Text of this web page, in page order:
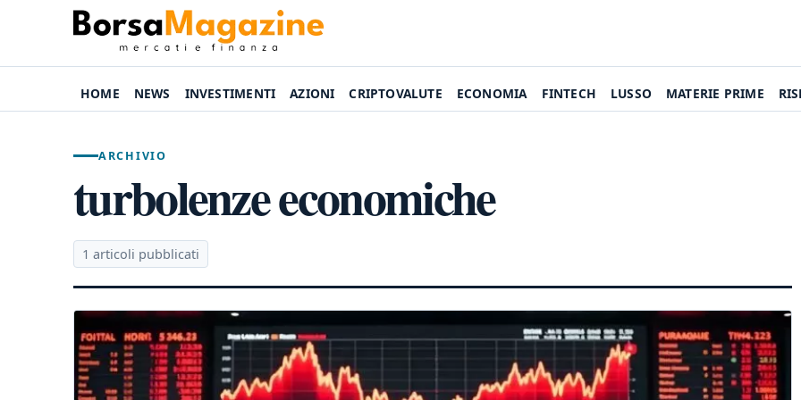
HOME NEWS INVESTIMENTI AZIONI CRIPTOVALUTE ECONOMIA FINTECH LUSSO MATERIE PRIME
ARCHIVIO
turbolenze economiche
1 articoli pubblicati